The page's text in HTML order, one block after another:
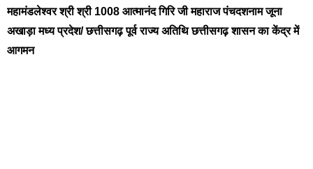
महामंडलेश्वर श्री श्री 1008 आत्मानंद गिरि जी महाराज पंचदशनाम जूना
अखाड़ा मध्य प्रदेश/ छत्तीसगढ़ पूर्व राज्य अतिथि छत्तीसगढ़ शासन का केंद्र में
आगमन